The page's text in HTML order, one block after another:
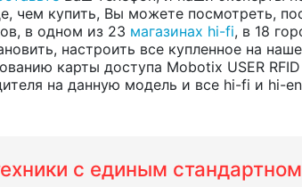
купить, Вы можете посмотреть,
в одном из 23 магазинах hi-fi, в 18
настроить все купленное на
карты доступа Mobotix USER RFID
на данную модель и все hi-fi и hi-
с единым